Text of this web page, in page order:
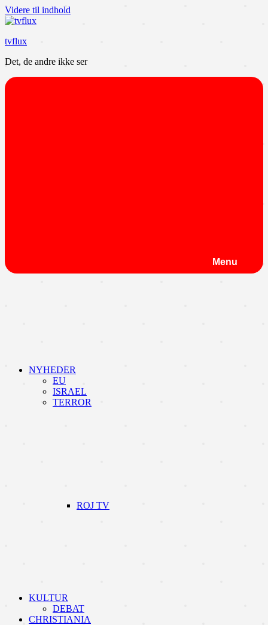
Videre til indhold
tvflux
Det, de andre ikke ser
Menu
NYHEDER
EU
ISRAEL
TERROR
ROJ TV
KULTUR
DEBAT
CHRISTIANIA